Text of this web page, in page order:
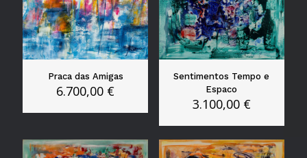
Praca das Amigas
6.700,00 €
Sentimentos Tempo e
Espaco
3.100,00 €